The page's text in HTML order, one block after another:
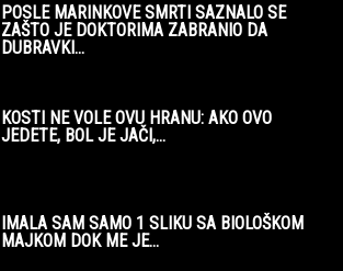
POSLE MARINKOVE SMRTI SAZNALO SE
ZAŠTO JE DOKTORIMA ZABRANIO DA
DUBRAVKI...
KOSTI NE VOLE OVU HRANU: AKO OVO
JEDETE, BOL JE JAČI,...
IMALA SAM SAMO 1 SLIKU SA BIOLOŠKOM
MAJKOM DOK ME JE...